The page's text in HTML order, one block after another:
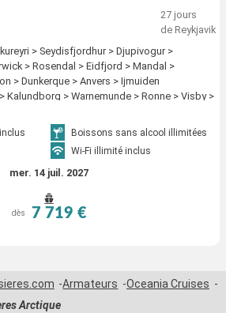
27 jours
de Reykjavik
> Seydisfjordhur > Djupivogur >
> Rosendal > Eidfjord > Mandal >
> Dunkerque > Anvers > Ijmuiden
Kalundborg > Warnemunde > Ronne > Visby >
Boissons sans alcool illimitées
Wi-Fi illimité inclus
mer. 14 juil. 2027
dès 7 719 €
Armateurs
Oceania Cruises
Arctique